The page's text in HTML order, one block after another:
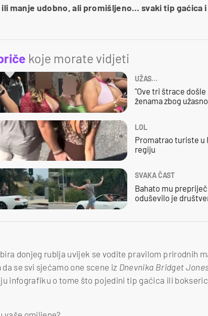
manje udobno, ali promišljeno… svaki tip gaćica
koje morate vidjeti
UŽAS…
"Ove tri štrace
ženama zbog
LOL
Promatrao turiste u
regiju
SVAKA ČAST
Bahato mu
oduševilo je
donjeg rublja uvijek se vodite pravilom prirodnih
da se svi sjećamo one scene iz Dnevnika Bridget
infografiku o tome što pojedini tip gaćica ili